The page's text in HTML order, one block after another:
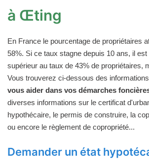
à Œting
En France le pourcentage de propriétaires
58%. Si ce taux stagne depuis 10 ans, il
supérieur au taux de 43% de propriétaires,
Vous trouverez ci-dessous des
vous aider dans vos démarches
diverses informations sur le certificat
hypothécaire, le permis de construire, la
ou encore le règlement de copropriété...
Demander un état